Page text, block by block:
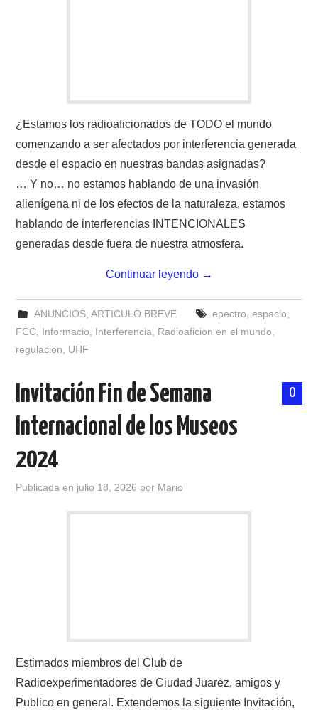
¿Estamos los radioaficionados de TODO el mundo
comenzando a ser afectados por interferencia generada
desde el espacio en nuestras bandas asignadas?
… Y no… no estamos hablando de una invasión
alienígena ni de los efectos de la naturaleza, estamos
hablando de interferencias INTENCIONALES
generadas desde fuera de nuestra atmosfera.
Continuar leyendo →
ANUNCIOS, ARTICULO BREVE epectro, espacio,
FCC, Informacio, Interferencia, Radioaficion en el mundo,
regulacion, UHF
0
Invitación Fin de Semana
Internacional de los Museos
2024
Publicada en julio 18, 2026 por Mario
Estimados miembros del Club de
Radioexperimentadores de Ciudad Juarez, amigos y
Publico en general. Extendemos la siguiente Invitación,